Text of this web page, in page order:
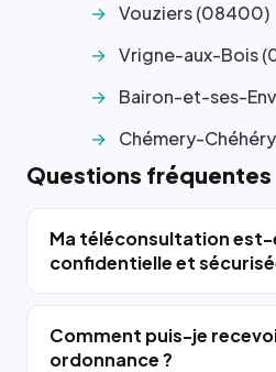
Vouziers (08400)
Vrigne-aux-Bois
Bairon-et-ses-
Chémery-
Questions fréquentes
Ma téléconsultation est-
confidentielle et
Comment puis-je
ordonnance ?